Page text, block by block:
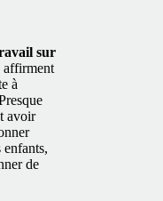
sur
affirment
à
avoir
enfants,
de